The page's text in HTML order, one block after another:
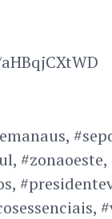
#zonaoeste,